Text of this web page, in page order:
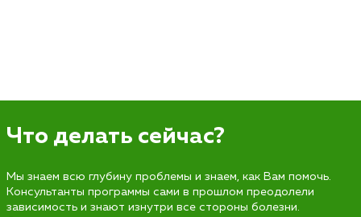
Что делать сейчас?
Мы знаем всю глубину проблемы и знаем, как Вам помочь.
Консультанты программы сами в прошлом преодолели
зависимость и знают изнутри все стороны болезни.